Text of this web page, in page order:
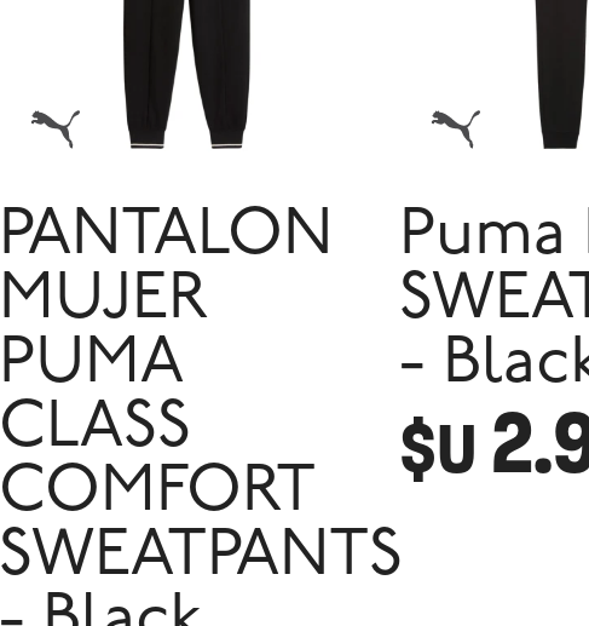
PANTALON
MUJER
PUMA
CLASS
COMFORT
SWEATPANTS
Puma
-
$U